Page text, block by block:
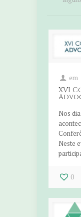
em
XVI
Nos
Neste
0